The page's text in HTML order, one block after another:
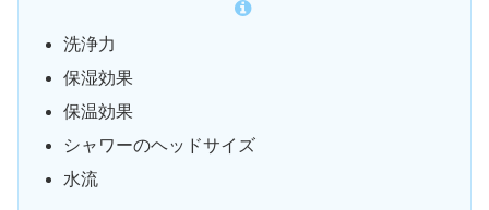
洗浄力
保湿効果
保温効果
シャワーのヘッドサイズ
水流